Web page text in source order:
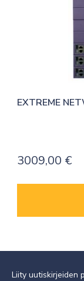
EXTREME
3009,00 €
Liity uutiskirjeiden